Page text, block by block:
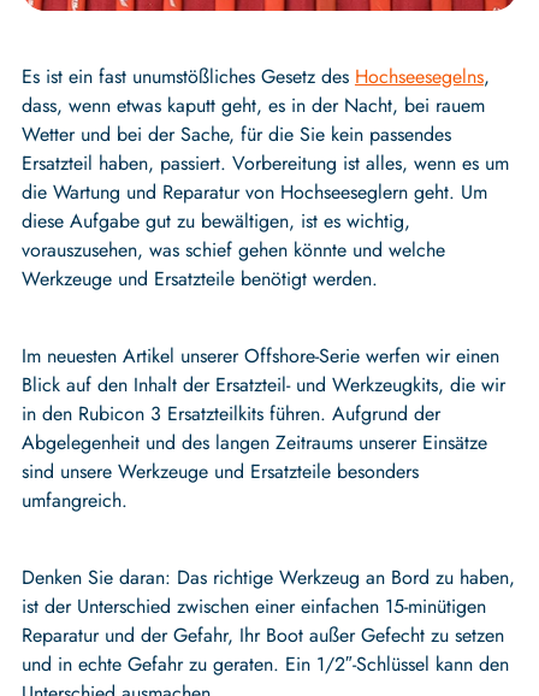
Es ist ein fast unumstößliches Gesetz des Hochseesegelns,
dass, wenn etwas kaputt geht, es in der Nacht, bei rauem
Wetter und bei der Sache, für die Sie kein passendes
Ersatzteil haben, passiert. Vorbereitung ist alles, wenn es um
die Wartung und Reparatur von Hochseeseglern geht. Um
diese Aufgabe gut zu bewältigen, ist es wichtig,
vorauszusehen, was schief gehen könnte und welche
Werkzeuge und Ersatzteile benötigt werden.
Im neuesten Artikel unserer Offshore-Serie werfen wir einen
Blick auf den Inhalt der Ersatzteil- und Werkzeugkits, die wir
in den Rubicon 3 Ersatzteilkits führen. Aufgrund der
Abgelegenheit und des langen Zeitraums unserer Einsätze
sind unsere Werkzeuge und Ersatzteile besonders
umfangreich.
Denken Sie daran: Das richtige Werkzeug an Bord zu haben,
ist der Unterschied zwischen einer einfachen 15-minütigen
Reparatur und der Gefahr, Ihr Boot außer Gefecht zu setzen
und in echte Gefahr zu geraten. Ein 1/2″-Schlüssel kann den